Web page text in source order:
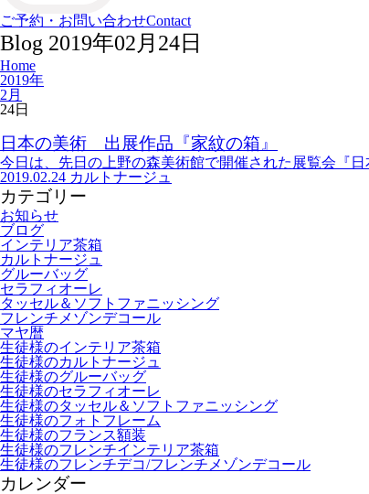
ご予約・お問い合わせContact
Blog 2019年02月24日
Home
2019年
2月
24日
日本の美術 出展作品『家紋の箱』
今日は、先日の上野の森美術館で開催された展覧会『
2019.02.24 カルトナージュ
カテゴリー
お知らせ
ブログ
インテリア茶箱
カルトナージュ
グルーバッグ
セラフィオーレ
タッセル＆ソフトファニッシング
フレンチメゾンデコール
マヤ暦
生徒様のインテリア茶箱
生徒様のカルトナージュ
生徒様のグルーバッグ
生徒様のセラフィオーレ
生徒様のタッセル＆ソフトファニッシング
生徒様のフォトフレーム
生徒様のフランス額装
生徒様のフレンチインテリア茶箱
生徒様のフレンチデコ/フレンチメゾンデコール
カレンダー